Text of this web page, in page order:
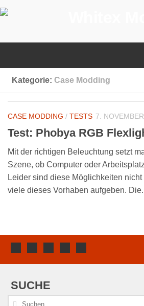
Kategorie: Case Modding
CASE MODDING / TESTS 7.
Test: Phobya RGB
Mit der richtigen Beleuchtung setzt
Szene, ob Computer oder
Leider sind diese Möglichkeiten
viele dieses Vorhaben aufgeben.
SUCHE
Suchen